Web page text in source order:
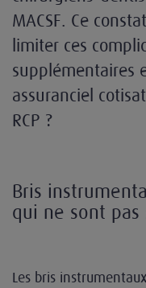
MACSF. Ce
limiter ces
supplémentaires
assuranciel
RCP ?
Bris
qui ne sont pas
Les bris